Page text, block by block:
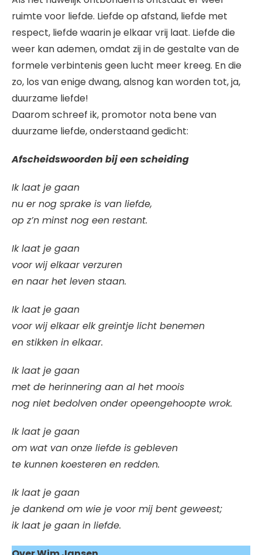
ruimte voor liefde. Liefde op afstand, liefde met
respect, liefde waarin je elkaar vrij laat. Liefde die
weer kan ademen, omdat zij in de gestalte van de
formele verbintenis geen lucht meer kreeg. En die
zo, los van enige dwang, alsnog kan worden tot, ja,
duurzame liefde!
Daarom schreef ik, promotor nota bene van
duurzame liefde, onderstaand gedicht:
Afscheidswoorden bij een scheiding
Ik laat je gaan
nu er nog sprake is van liefde,
op z’n minst nog een restant.
Ik laat je gaan
voor wij elkaar verzuren
en naar het leven staan.
Ik laat je gaan
voor wij elkaar elk greintje licht benemen
en stikken in elkaar.
Ik laat je gaan
met de herinnering aan al het moois
nog niet bedolven onder opeengehoopte wrok.
Ik laat je gaan
om wat van onze liefde is gebleven
te kunnen koesteren en redden.
Ik laat je gaan
je dankend om wie je voor mij bent geweest;
ik laat je gaan in liefde.